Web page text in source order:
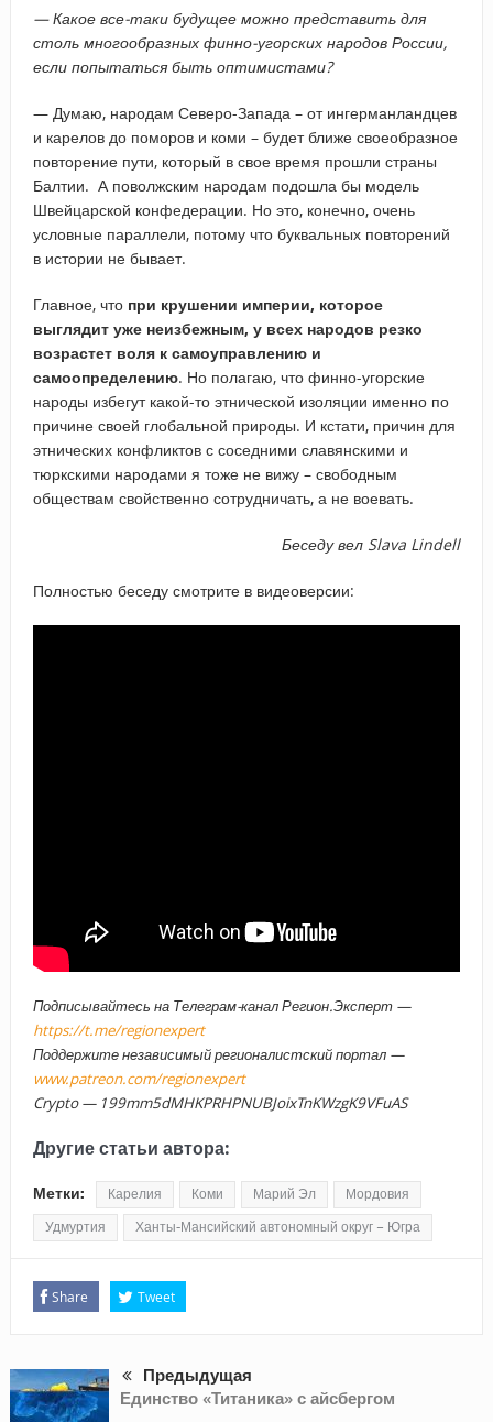
— Какое все-таки будущее можно представить для
столь многообразных финно-угорских народов России,
если попытаться быть оптимистами?
— Думаю, народам Северо-Запада – от ингерманландцев
и карелов до поморов и коми – будет ближе своеобразное
повторение пути, который в свое время прошли страны
Балтии. А поволжским народам подошла бы модель
Швейцарской конфедерации. Но это, конечно, очень
условные параллели, потому что буквальных повторений
в истории не бывает.
Главное, что при крушении империи, которое
выглядит уже неизбежным, у всех народов резко
возрастет воля к самоуправлению и
самоопределению. Но полагаю, что финно-угорские
народы избегут какой-то этнической изоляции именно по
причине своей глобальной природы. И кстати, причин для
этнических конфликтов с соседними славянскими и
тюркскими народами я тоже не вижу – свободным
обществам свойственно сотрудничать, а не воевать.
Беседу вел Slava Lindell
Полностью беседу смотрите в видеоверсии:
Подписывайтесь на Телеграм-канал Регион.Эксперт —
https://t.me/regionexpert
Поддержите независимый регионалистский портал —
www.patreon.com/regionexpert
Crypto — 199mm5dMHKPRHPNUBJoixTnKWzgK9VFuAS
Другие статьи автора:
Метки: Карелия Коми Марий Эл Мордовия
Удмуртия Ханты-Мансийский автономный округ – Югра
Share Tweet
Предыдущая
Единство «Титаника» с айсбергом